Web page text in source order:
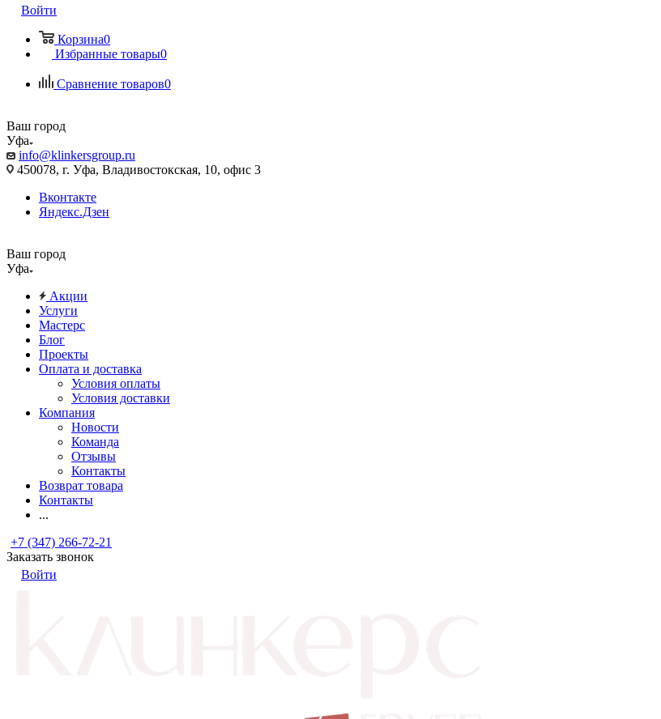
Войти
Корзина0
Избранные товары0
Сравнение товаров0
Ваш город
Уфа
info@klinkersgroup.ru
450078, г. Уфа, Владивостокская, 10, офис 3
Вконтакте
Яндекс.Дзен
Ваш город
Уфа
Акции
Услуги
Мастерс
Блог
Проекты
Оплата и доставка
Условия оплаты
Условия доставки
Компания
Новости
Команда
Отзывы
Контакты
Возврат товара
Контакты
...
+7 (347) 266-72-21
Заказать звонок
Войти